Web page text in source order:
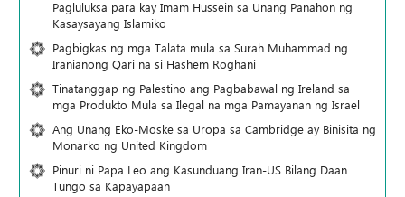
Pagluluksa para kay Imam Hussein sa Unang Panahon ng
Kasaysayang Islamiko
Pagbigkas ng mga Talata mula sa Surah Muhammad ng
Iranianong Qari na si Hashem Roghani
Tinatanggap ng Palestino ang Pagbabawal ng Ireland sa
mga Produkto Mula sa Ilegal na mga Pamayanan ng Israel
Ang Unang Eko-Moske sa Uropa sa Cambridge ay Binisita ng
Monarko ng United Kingdom
Pinuri ni Papa Leo ang Kasunduang Iran-US Bilang Daan
Tungo sa Kapayapaan